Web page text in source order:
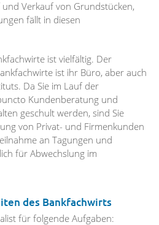
Verkauf von Grundstücken,
fällt in diesen
ist vielfältig. Der
ist ihr Büro, aber auch
Da Sie im Lauf der
Kundenberatung und
geschult werden, sind Sie
von Privat- und Firmenkunden
an Tagungen und
für Abwechslung im
des Bankfachwirts
für folgende Aufgaben: